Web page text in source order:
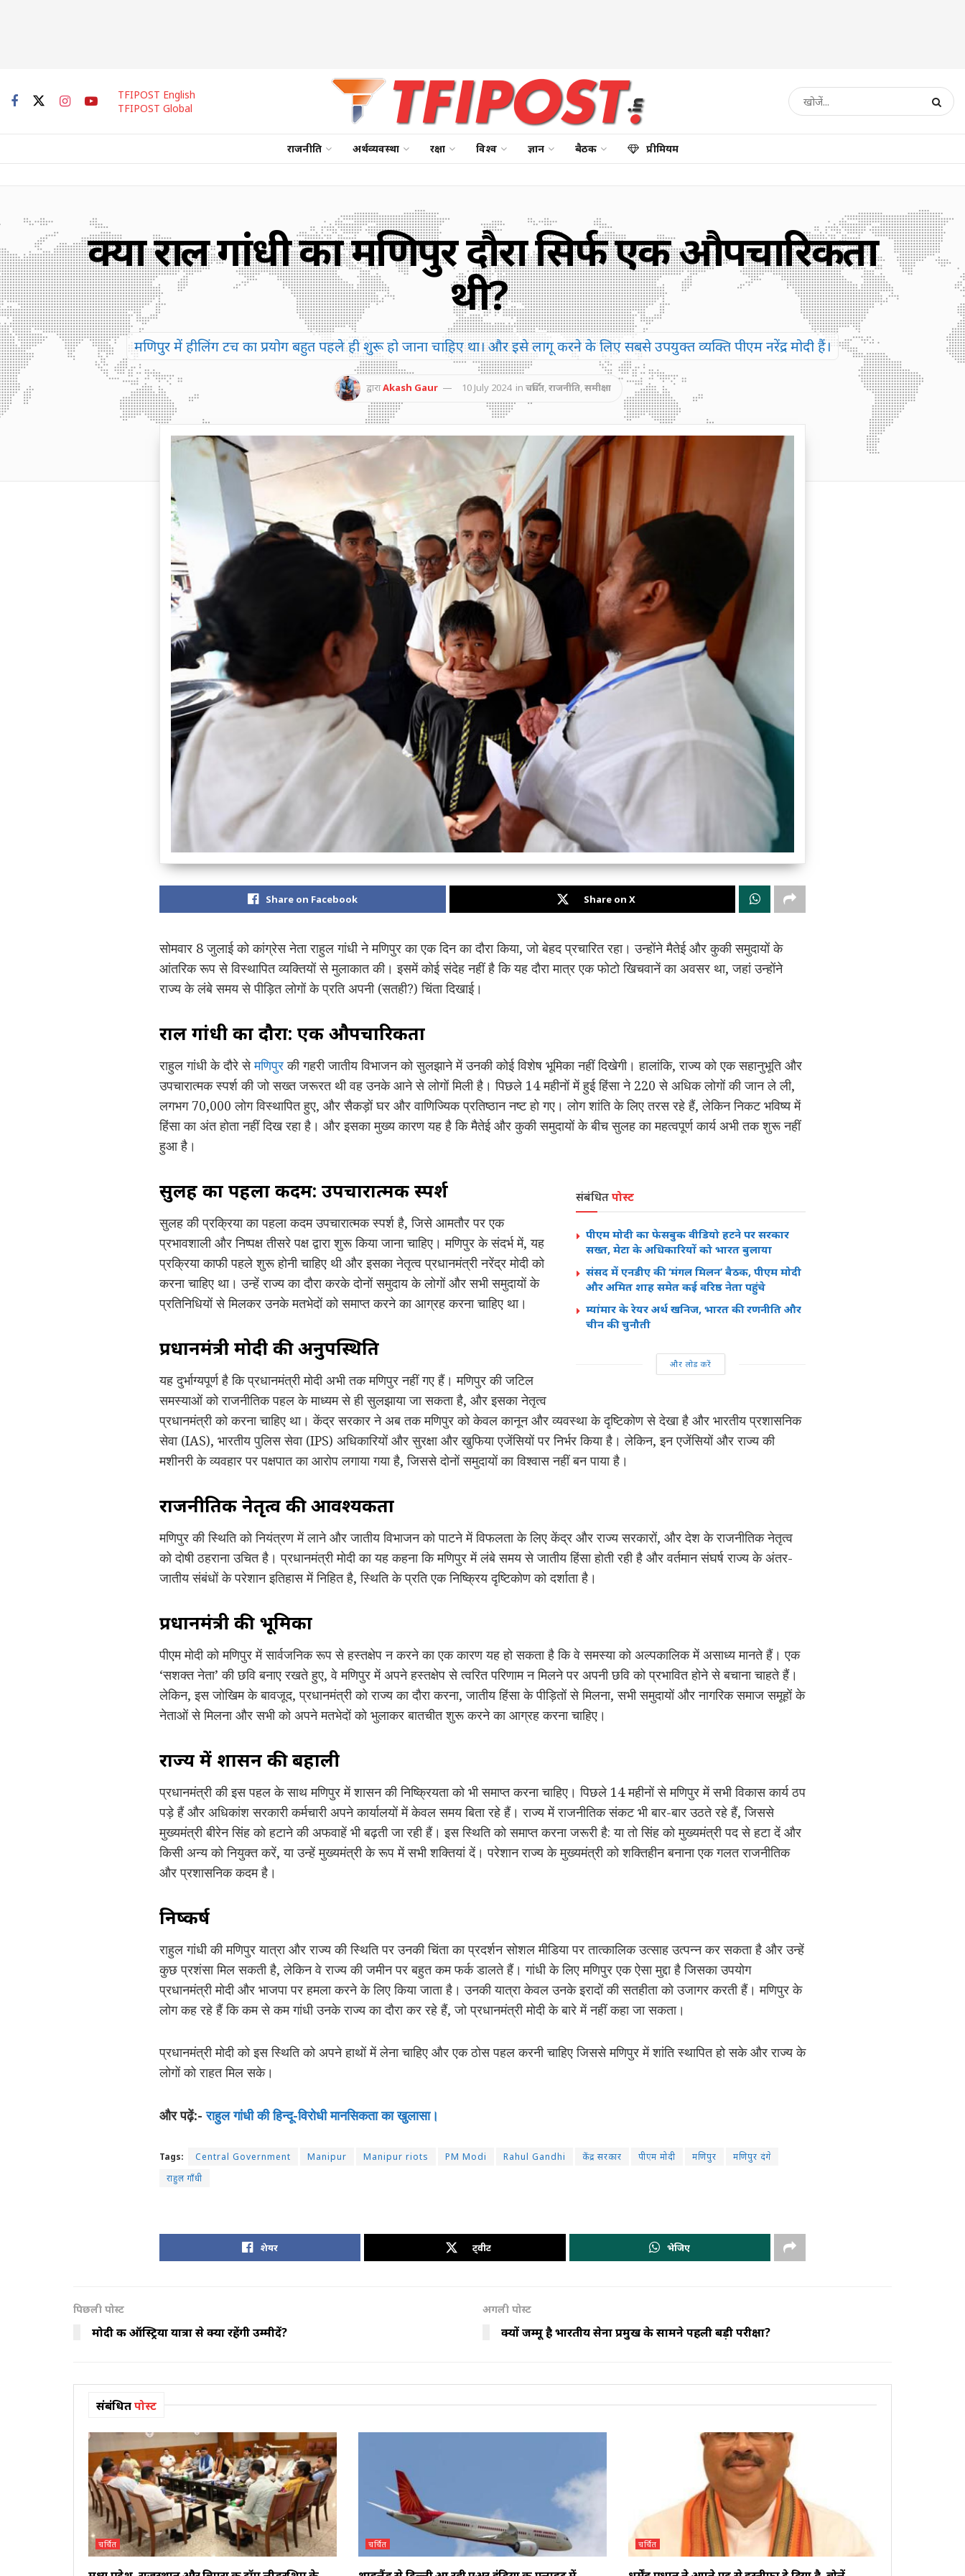
TFIPOST English
TFIPOST Global
राजनीति अर्थव्यवस्था रक्षा विश्व ज्ञान बैठक प्रीमियम
क्या राहुल गांधी का मणिपुर दौरा सिर्फ एक औपचारिकता
थी?
मणिपुर में हीलिंग टच का प्रयोग बहुत पहले ही शुरू हो जाना चाहिए था। और इसे लागू करने के लिए सबसे उपयुक्त व्यक्ति पीएम नरेंद्र मोदी हैं।
द्वाराAkash Gaur 10 July 2024 in चर्चित,राजनीति,समीक्षा
Share on Facebook Share on X
सोमवार 8 जुलाई को कांग्रेस नेताराहुल गांधीने मणिपुर का एक दिन का दौरा किया, जो बेहद प्रचारित रहा। उन्होंने मैतेई और कुकी समुदायों के
आंतरिक रूप से विस्थापित व्यक्तियों से मुलाकात की। इसमें कोई संदेह नहीं है कि यह दौरा मात्र एक फोटो खिचवानें का अवसर था, जहां उन्होंने
राज्य के लंबे समय से पीड़ित लोगों के प्रति अपनी (सतही?) चिंता दिखाई।
राहुल गांधी का दौरा: एक औपचारिकता
राहुल गांधी के दौरे सेमणिपुरकी गहरी जातीय विभाजन को सुलझाने में उनकी कोई विशेष भूमिका नहीं दिखेगी। हालांकि, राज्य को एक सहानुभूति और
उपचारात्मक स्पर्श की जो सख्त जरूरत थी वह उनके आने से लोगों मिली है। पिछले 14 महीनों में हुई हिंसा ने 220 से अधिक लोगों की जान ले ली,
लगभग 70,000 लोग विस्थापित हुए, और सैकड़ों घर और वाणिज्यिक प्रतिष्ठान नष्ट हो गए। लोग शांति के लिए तरस रहे हैं, लेकिन निकट भविष्य में
हिंसा का अंत होता नहीं दिख रहा है। और इसका मुख्य कारण यह है कि मैतेई और कुकी समुदायों के बीच सुलह का महत्वपूर्ण कार्य अभी तक शुरू नहीं
हुआ है।
संबंधितपोस्ट
पीएम मोदी का फेसबुक वीडियो हटने पर सरकार
सख्त, मेटा के अधिकारियों को भारत बुलाया
संसद में एनडीए की ‘मंगल मिलन’ बैठक, पीएम मोदी
और अमित शाह समेत कई वरिष्ठ नेता पहुंचे
म्यांमार के रेयर अर्थ खनिज, भारत की रणनीति और
चीन की चुनौती
और लोड करें
सुलह का पहला कदम: उपचारात्मक स्पर्श
सुलह की प्रक्रिया का पहला कदम उपचारात्मक स्पर्श है, जिसे आमतौर पर एक
प्रभावशाली और निष्पक्ष तीसरे पक्ष द्वारा शुरू किया जाना चाहिए। मणिपुर के संदर्भ में, यह
प्रक्रिया काफी पहले शुरू होनी चाहिए थी और इसका नेतृत्व प्रधानमंत्री नरेंद्र मोदी को
करना चाहिए था। उन्हें राज्य का दौरा करके दोनों समुदाय के लोगों और सभी समुदायों के
प्रतिनिधियों से मिलकर उनके मतभेदों को समाप्त करने का आग्रह करना चाहिए था।
प्रधानमंत्री मोदी की अनुपस्थिति
यह दुर्भाग्यपूर्ण है कि प्रधानमंत्री मोदी अभी तक मणिपुर नहीं गए हैं। मणिपुर की जटिल
समस्याओं को राजनीतिक पहल के माध्यम से ही सुलझाया जा सकता है, और इसका नेतृत्व
प्रधानमंत्री को करना चाहिए था। केंद्र सरकार ने अब तक मणिपुर को केवल कानून और व्यवस्था के दृष्टिकोण से देखा है और भारतीय प्रशासनिक
सेवा (IAS), भारतीय पुलिस सेवा (IPS) अधिकारियों और सुरक्षा और खुफिया एजेंसियों पर निर्भर किया है। लेकिन, इन एजेंसियों और राज्य की
मशीनरी के व्यवहार पर पक्षपात का आरोप लगाया गया है, जिससे दोनों समुदायों का विश्वास नहीं बन पाया है।
राजनीतिक नेतृत्व की आवश्यकता
मणिपुर की स्थिति को नियंत्रण में लाने और जातीय विभाजन को पाटने में विफलता के लिए केंद्र और राज्य सरकारों, और देश के राजनीतिक नेतृत्व
को दोषी ठहराना उचित है। प्रधानमंत्री मोदी का यह कहना कि मणिपुर में लंबे समय से जातीय हिंसा होती रही है और वर्तमान संघर्ष राज्य के अंतर-
जातीय संबंधों के परेशान इतिहास में निहित है, स्थिति के प्रति एक निष्क्रिय दृष्टिकोण को दर्शाता है।
प्रधानमंत्री की भूमिका
पीएम मोदी को मणिपुर में सार्वजनिक रूप से हस्तक्षेप न करने का एक कारण यह हो सकता है कि वे समस्या को अल्पकालिक में असाध्य मानते हैं। एक
‘सशक्त नेता’ की छवि बनाए रखते हुए, वे मणिपुर में अपने हस्तक्षेप से त्वरित परिणाम न मिलने पर अपनी छवि को प्रभावित होने से बचाना चाहते हैं।
लेकिन, इस जोखिम के बावजूद, प्रधानमंत्री को राज्य का दौरा करना, जातीय हिंसा के पीड़ितों से मिलना, सभी समुदायों और नागरिक समाज समूहों के
नेताओं से मिलना और सभी को अपने मतभेदों को भुलाकर बातचीत शुरू करने का आग्रह करना चाहिए।
राज्य में शासन की बहाली
प्रधानमंत्री की इस पहल के साथ मणिपुर में शासन की निष्क्रियता को भी समाप्त करना चाहिए। पिछले 14 महीनों से मणिपुर में सभी विकास कार्य ठप
पड़े हैं और अधिकांश सरकारी कर्मचारी अपने कार्यालयों में केवल समय बिता रहे हैं। राज्य में राजनीतिक संकट भी बार-बार उठते रहे हैं, जिससे
मुख्यमंत्री बीरेन सिंह को हटाने की अफवाहें भी बढ़ती जा रही हैं। इस स्थिति को समाप्त करना जरूरी है: या तो सिंह को मुख्यमंत्री पद से हटा दें और
किसी अन्य को नियुक्त करें, या उन्हें मुख्यमंत्री के रूप में सभी शक्तियां दें। परेशान राज्य के मुख्यमंत्री को शक्तिहीन बनाना एक गलत राजनीतिक
और प्रशासनिक कदम है।
निष्कर्ष
राहुल गांधी की मणिपुर यात्रा और राज्य की स्थिति पर उनकी चिंता का प्रदर्शन सोशल मीडिया पर तात्कालिक उत्साह उत्पन्न कर सकता है और उन्हें
कुछ प्रशंसा मिल सकती है, लेकिन वे राज्य की जमीन पर बहुत कम फर्क डालते हैं। गांधी के लिए मणिपुर एक ऐसा मुद्दा है जिसका उपयोग
प्रधानमंत्री मोदी और भाजपा पर हमला करने के लिए किया जाता है। उनकी यात्रा केवल उनके इरादों की सतहीता को उजागर करती हैं। मणिपुर के
लोग कह रहे हैं कि कम से कम गांधी उनके राज्य का दौरा कर रहे हैं, जो प्रधानमंत्री मोदी के बारे में नहीं कहा जा सकता।
प्रधानमंत्री मोदी को इस स्थिति को अपने हाथों में लेना चाहिए और एक ठोस पहल करनी चाहिए जिससे मणिपुर में शांति स्थापित हो सके और राज्य के
लोगों को राहत मिल सके।
और पढ़ें:-राहुल गांधी की हिन्दू-विरोधी मानसिकता का खुलासा।
Tags: Central Government Manipur Manipur riots PM Modi Rahul Gandhi केंद्र सरकार पीएम मोदी मणिपुर
मणिपुर दंगे
राहुल गाँधी
शेयर ट्वीट भेजिए
पिछली पोस्ट
मोदी की ऑस्ट्रिया यात्रा से क्या रहेंगी उम्मीदें?
अगली पोस्ट
क्यों जम्मू है भारतीय सेना प्रमुख के सामने पहली बड़ी परीक्षा?
संबंधितपोस्ट
चर्चित चर्चित चर्चित